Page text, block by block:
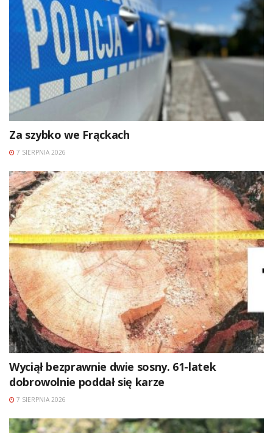
Za szybko we Frąckach
7 SIERPNIA 2026
Wyciął bezprawnie dwie sosny. 61-latek
dobrowolnie poddał się karze
7 SIERPNIA 2026